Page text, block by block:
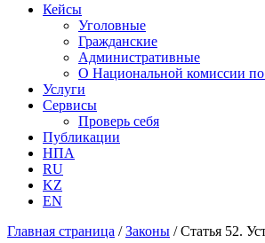
Кейсы
Уголовные
Гражданские
Административные
О Национальной комиссии по
Услуги
Сервисы
Проверь себя
Публикации
НПА
RU
KZ
EN
Главная страница /Законы /Статья 52.